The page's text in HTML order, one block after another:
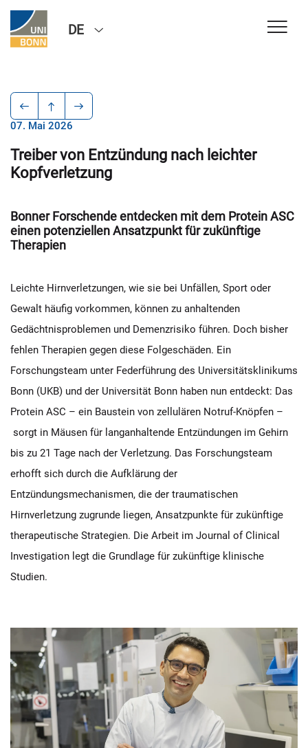
DE
07. Mai 2026
Treiber von Entzündung nach leichter
Kopfverletzung
Bonner Forschende entdecken mit dem Protein ASC
einen potenziellen Ansatzpunkt für zukünftige
Therapien
Leichte Hirnverletzungen, wie sie bei Unfällen, Sport oder
Gewalt häufig vorkommen, können zu anhaltenden
Gedächtnisproblemen und Demenzrisiko führen. Doch bisher
fehlen Therapien gegen diese Folgeschäden. Ein
Forschungsteam unter Federführung des Universitätsklinikums
Bonn (UKB) und der Universität Bonn haben nun entdeckt: Das
Protein ASC – ein Baustein von zellulären Notruf-Knöpfen –
sorgt in Mäusen für langanhaltende Entzündungen im Gehirn
bis zu 21 Tage nach der Verletzung. Das Forschungsteam
erhofft sich durch die Aufklärung der
Entzündungsmechanismen, die der traumatischen
Hirnverletzung zugrunde liegen, Ansatzpunkte für zukünftige
therapeutische Strategien. Die Arbeit im Journal of Clinical
Investigation legt die Grundlage für zukünftige klinische
Studien.